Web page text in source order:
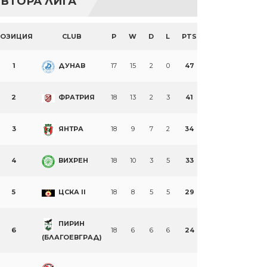
CLUB P W D L PTS
1 ДУНАВ 17 15 2 0 47
2 ФРАТРИЯ 18 13 2 3 41
3 ЯНТРА 18 9 7 2 34
4 ВИХРЕН 18 10 3 5 33
5 ЦСКА II 18 8 5 5 29
6
ПИРИН
(БЛАГОЕВГРАД)
18 6 6 6 24